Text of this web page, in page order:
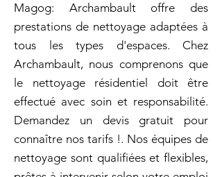
Magog: Archambault offre des
prestations de nettoyage adaptées à
tous les types d'espaces. Chez
Archambault, nous comprenons que
le nettoyage résidentiel doit être
effectué avec soin et responsabilité.
Demandez un devis gratuit pour
connaître nos tarifs !. Nos équipes de
nettoyage sont qualifiées et flexibles,